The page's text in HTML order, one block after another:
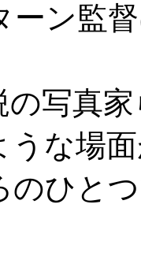
ーン監
の写真
うな場
のひと